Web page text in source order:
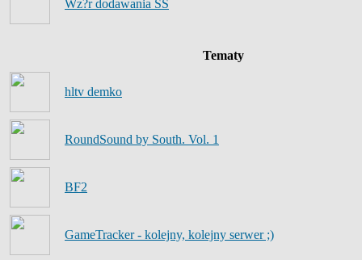
Wz?r dodawania SS
Tematy
hltv demko
RoundSound by South. Vol. 1
BF2
GameTracker - kolejny, kolejny serwer ;)